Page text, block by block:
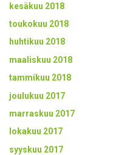
kesäkuu 2018
toukokuu 2018
huhtikuu 2018
maaliskuu 2018
tammikuu 2018
joulukuu 2017
marraskuu 2017
lokakuu 2017
syyskuu 2017